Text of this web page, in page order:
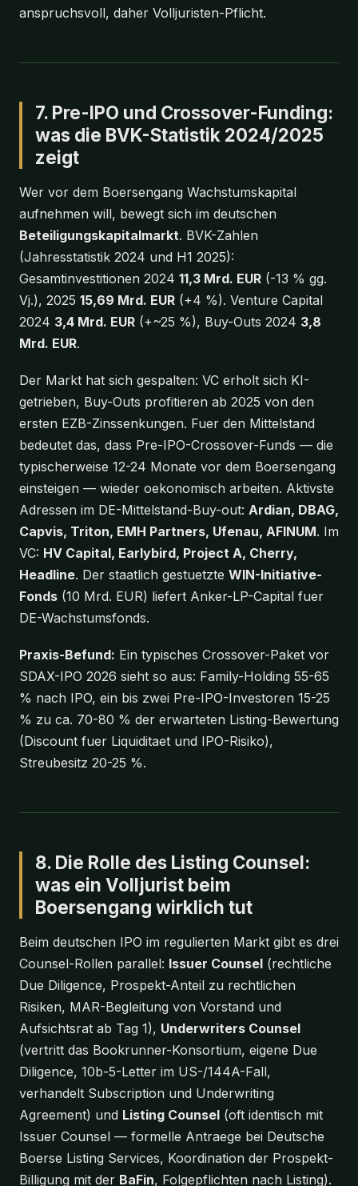
anspruchsvoll, daher Volljuristen-Pflicht.
7. Pre-IPO und Crossover-Funding:
was die BVK-Statistik 2024/2025
zeigt
Wer vor dem Boersengang Wachstumskapital
aufnehmen will, bewegt sich im deutschen
Beteiligungskapitalmarkt. BVK-Zahlen
(Jahresstatistik 2024 und H1 2025):
Gesamtinvestitionen 2024 11,3 Mrd. EUR (-13 % gg.
Vj.), 2025 15,69 Mrd. EUR (+4 %). Venture Capital
2024 3,4 Mrd. EUR (+~25 %), Buy-Outs 2024 3,8
Mrd. EUR.
Der Markt hat sich gespalten: VC erholt sich KI-
getrieben, Buy-Outs profitieren ab 2025 von den
ersten EZB-Zinssenkungen. Fuer den Mittelstand
bedeutet das, dass Pre-IPO-Crossover-Funds — die
typischerweise 12-24 Monate vor dem Boersengang
einsteigen — wieder oekonomisch arbeiten. Aktivste
Adressen im DE-Mittelstand-Buy-out: Ardian, DBAG,
Capvis, Triton, EMH Partners, Ufenau, AFINUM. Im
VC: HV Capital, Earlybird, Project A, Cherry,
Headline. Der staatlich gestuetzte WIN-Initiative-
Fonds (10 Mrd. EUR) liefert Anker-LP-Capital fuer
DE-Wachstumsfonds.
Praxis-Befund: Ein typisches Crossover-Paket vor
SDAX-IPO 2026 sieht so aus: Family-Holding 55-65
% nach IPO, ein bis zwei Pre-IPO-Investoren 15-25
% zu ca. 70-80 % der erwarteten Listing-Bewertung
(Discount fuer Liquiditaet und IPO-Risiko),
Streubesitz 20-25 %.
8. Die Rolle des Listing Counsel:
was ein Volljurist beim
Boersengang wirklich tut
Beim deutschen IPO im regulierten Markt gibt es drei
Counsel-Rollen parallel: Issuer Counsel (rechtliche
Due Diligence, Prospekt-Anteil zu rechtlichen
Risiken, MAR-Begleitung von Vorstand und
Aufsichtsrat ab Tag 1), Underwriters Counsel
(vertritt das Bookrunner-Konsortium, eigene Due
Diligence, 10b-5-Letter im US-/144A-Fall,
verhandelt Subscription und Underwriting
Agreement) und Listing Counsel (oft identisch mit
Issuer Counsel — formelle Antraege bei Deutsche
Boerse Listing Services, Koordination der Prospekt-
Billigung mit der BaFin, Folgepflichten nach Listing).